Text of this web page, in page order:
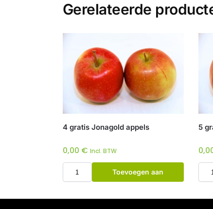
Gerelateerde
4 gratis Jonagold appels
0,00 € Incl. BTW
Toevoegen aan
5